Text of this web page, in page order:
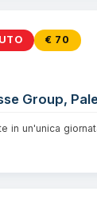
€ 70
Group,
in un'unica